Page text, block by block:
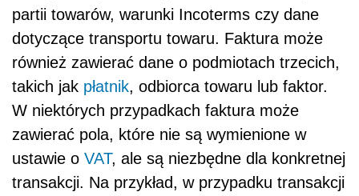
partii towarów, warunki Incoterms czy dane
dotyczące transportu towaru. Faktura może
również zawierać dane o podmiotach trzecich,
takich jak płatnik, odbiorca towaru lub faktor.
W niektórych przypadkach faktura może
zawierać pola, które nie są wymienione w
ustawie o VAT, ale są niezbędne dla konkretnej
transakcji. Na przykład, w przypadku transakcji